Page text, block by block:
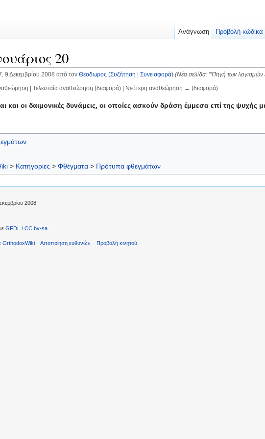
20
Δεκεμβρίου 2008 από τον Θεοδωρος (Συζήτηση Συνεισφορά) (Νέα σελίδα: '''Πηγή των λογισμών
| Τελευταία αναθεώρηση (διαφορά) | Νεότερη αναθεώρηση → (διαφορά)
και οι δαιμονικές δυνάμεις, οι οποίες ασκούν δράση έμμεσα επί της
> Κατηγορίες > Φθέγματα > Πρότυπα φθεγμάτων
Ανάγνωση Προβολή κώδικα
2008.
GFDL / CC by-sa
OrthodoxWiki Αποποίηση ευθυνών Προβολή κινητού